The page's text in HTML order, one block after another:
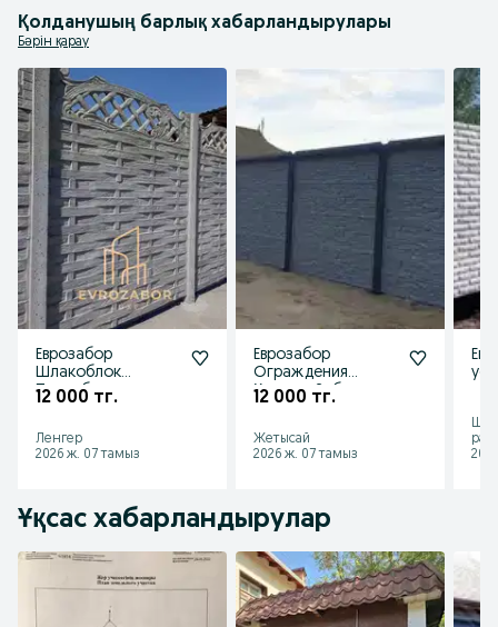
Қолданушың барлық хабарландырулары
Бәрін қарау
Еврозабор
Шлакоблок
Пескоблок
12 000 тг.
Ленгер
2026 ж. 07 тамыз
Еврозабор
Ограждения
Қоршау Забор
12 000 тг.
Жетысай
2026 ж. 07 тамыз
Ұқсас хабарландырулар